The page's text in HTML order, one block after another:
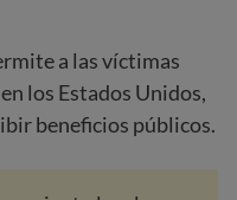
a las víctimas
los Estados Unidos,
beneficios públicos.